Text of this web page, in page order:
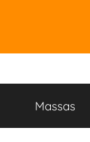
Massas